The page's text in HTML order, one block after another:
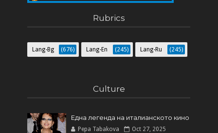
Rubrics
Lang-Bg (676) Lang-En (245) Lang-Ru (245)
Culture
Една легенда на италианското кинo
Pepa Tabakova Oct 27, 2025